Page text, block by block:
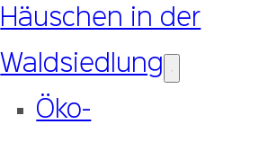
Häuschen in der
Waldsiedlung
Öko-